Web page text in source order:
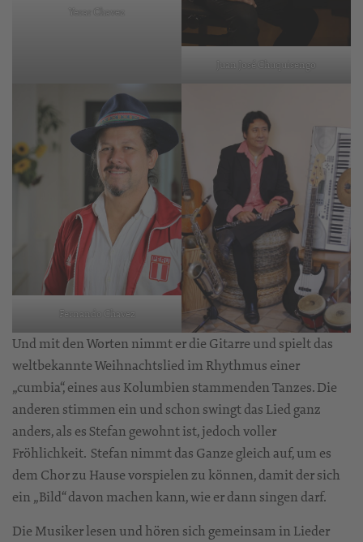
Yerar Chavez
Juan José Chuquisengo
Fernando Chavez
Und mit den Worten nimmt er die Gitarre und spielt das
weltbekannte Weihnachtslied im Rhythmus einer
„cumbia“, eines aus Kolumbien stammenden Tanzes. Die
anderen stimmen ein und schon swingt das Lied ganz
anders, als es Stefan gewohnt ist, jedoch voller
Fröhlichkeit. Stefan nimmt das Ganze gleich auf, um es
dem Chor zu Hause vorspielen zu können, damit der sich
ein „Bild“ davon machen kann, wie er dann singen darf.
Die Musiker lesen und hören sich gemeinsam in Lieder